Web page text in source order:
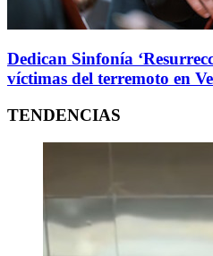
Dedican Sinfonía
víctimas del terremoto en
TENDENCIAS